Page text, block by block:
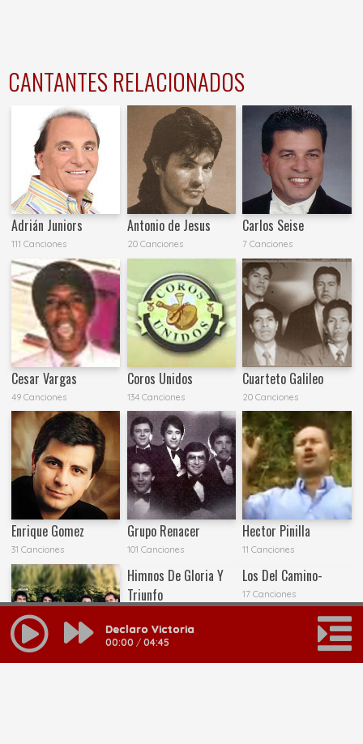
CANTANTES RELACIONADOS
Adrián Juniors
111 Canciones
Antonio de Jesus
20 Canciones
Carlos Seise
7 Canciones
Cesar Vargas
49 Canciones
Coros Unidos
134 Canciones
Cuarteto Galileo
20 Canciones
Enrique Gomez
31 Canciones
Grupo Renacer
101 Canciones
Hector Pinilla
11 Canciones
Himnos De Gloria Y
Triunfo
Los Del Camino-
17 Canciones
Declaro Victoria
00:00 / 04:45